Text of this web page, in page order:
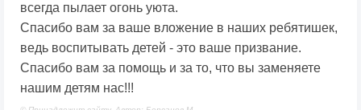
всегда пылает огонь уюта.
Спасибо вам за ваше вложение в наших ребятишек,
ведь воспитывать детей - это ваше призвание.
Спасибо вам за помощь и за то, что вы заменяете
нашим детям нас!!!